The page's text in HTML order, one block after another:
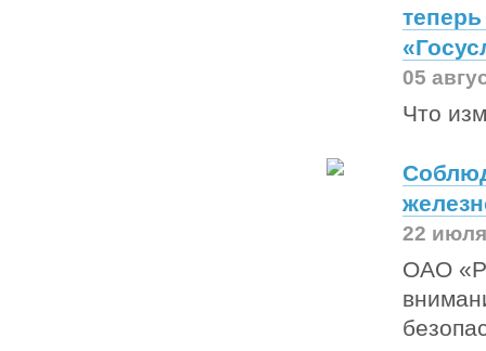
05
Что
22
ОАО